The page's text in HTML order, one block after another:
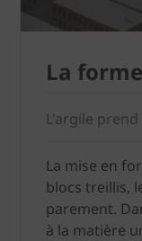
La forme
L'argile
La mise en
blocs treillis,
parement.
à la matière